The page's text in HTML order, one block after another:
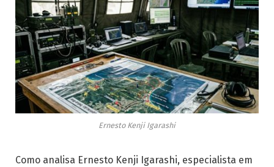
Ernesto Kenji Igarashi
Como analisa Ernesto Kenji Igarashi, especialista em